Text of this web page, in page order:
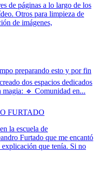
de páginas a lo largo de los
Otros para limpieza de
de imágenes,
preparando esto y por fin
dos espacios dedicados
magia: 🔹 Comunidad en...
FURTADO
la escuela de
Furtado que me encantó
que tenía. Si no